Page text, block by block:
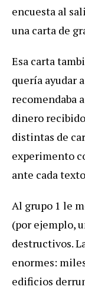
encuesta al
una carta de
Esa carta
quería ayudar
recomendaba
dinero
distintas de
experimento
ante cada
Al grupo 1 le
(por ejemplo,
destructivos.
enormes:
edificios